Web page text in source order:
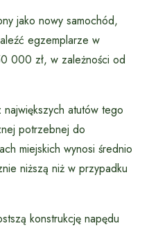
jako nowy samochód,
egzemplarze w
000 zł, w zależności od
atutów tego
potrzebnej do
miejskich wynosi średnio
niższą niż w przypadku
konstrukcję napędu